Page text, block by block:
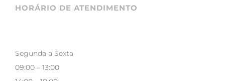
HORÁRIO DE ATENDIMENTO
Segunda a Sexta
09:00 – 13:00